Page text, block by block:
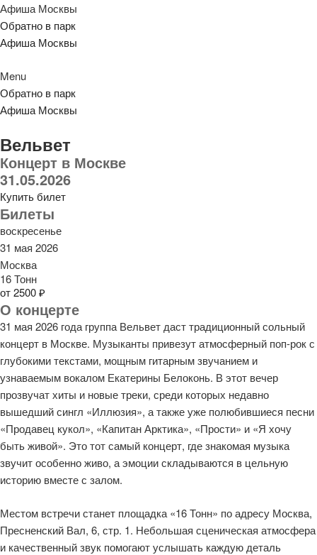
Афиша Москвы
Обратно в парк
Афиша Москвы
Menu
Обратно в парк
Афиша Москвы
Вельвет
Концерт в Москве
31.05.2026
Купить билет
Билеты
воскресенье
31 мая 2026
Москва
16 Тонн
от 2500 ₽
О концерте
31 мая 2026 года группа Вельвет даст традиционный сольный
концерт в Москве. Музыканты привезут атмосферный поп-рок с
глубокими текстами, мощным гитарным звучанием и
узнаваемым вокалом Екатерины Белоконь. В этот вечер
прозвучат хиты и новые треки, среди которых недавно
вышедший сингл «Иллюзия», а также уже полюбившиеся песни
«Продавец кукол», «Капитан Арктика», «Прости» и «Я хочу
быть живой». Это тот самый концерт, где знакомая музыка
звучит особенно живо, а эмоции складываются в цельную
историю вместе с залом.
Местом встречи станет площадка «16 Тонн» по адресу Москва,
Пресненский Вал, 6, стр. 1. Небольшая сценическая атмосфера
и качественный звук помогают услышать каждую деталь